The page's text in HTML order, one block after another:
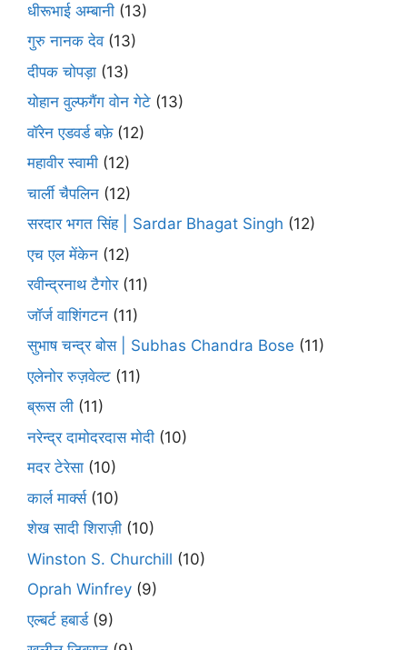
धीरूभाई अम्बानी (13)
गुरु नानक देव(13)
दीपक चोपड़ा (13)
योहान वुल्फगैंग वोन गेटे (13)
वॉरेन एडवर्ड बफ़े(12)
महावीर स्वामी (12)
चार्ली चैपलिन (12)
सरदार भगत सिंह | Sardar Bhagat Singh (12)
एच एल मेंकेन (12)
रवीन्द्रनाथ टैगोर(11)
जॉर्ज वाशिंगटन (11)
सुभाष चन्द्र बोस | Subhas Chandra Bose (11)
एलेनोर रुज़वेल्ट (11)
ब्रूस ली (11)
नरेन्द्र दामोदरदास मोदी (10)
मदर टेरेसा (10)
कार्ल मार्क्स(10)
शेख सादी शिराज़ी (10)
Winston S. Churchill (10)
Oprah Winfrey (9)
एल्बर्ट हबार्ड(9)